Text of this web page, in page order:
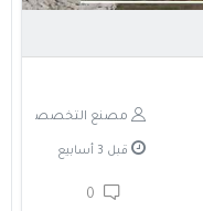
مصنع التخصصي
قبل 3 أسابيع